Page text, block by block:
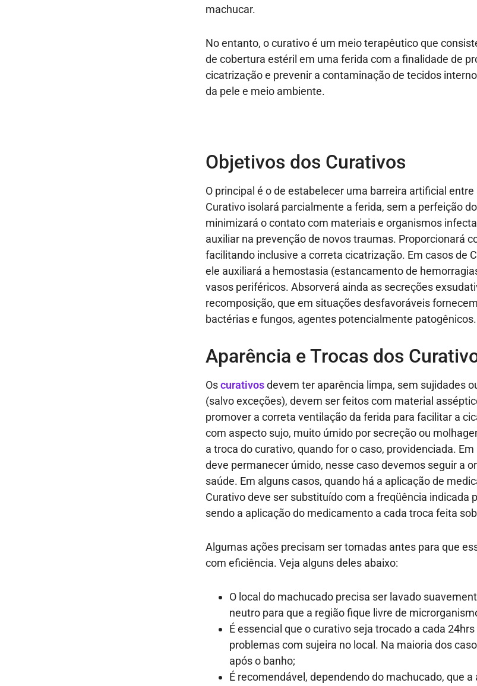
machucar.
No entanto, o curativo é um meio terapêutico que
de cobertura estéril em uma ferida com a finalidade de
cicatrização e prevenir a contaminação de tecidos
da pele e meio ambiente.
Objetivos dos Curativos
O principal é o de estabelecer uma barreira artificial
Curativo isolará parcialmente a ferida, sem a perfeição
minimizará o contato com materiais e organismos
auxiliar na prevenção de novos traumas. Proporcionará
facilitando inclusive a correta cicatrização. Em casos de
ele auxiliará a hemostasia (estancamento de
vasos periféricos. Absorverá ainda as secreções
recomposição, que em situações desfavoráveis
bactérias e fungos, agentes potencialmente patogênicos.
Aparência e Trocas dos
Oscurativosdevem ter aparência limpa, sem sujidades
(salvo exceções), devem ser feitos com material
promover a correta ventilação da ferida para facilitar a
com aspecto sujo, muito úmido por secreção ou
a troca do curativo, quando for o caso, providenciada.
deve permanecer úmido, nesse caso devemos seguir a
saúde. Em alguns casos, quando há a aplicação de
Curativo deve ser substituído com a freqüência indicada
sendo a aplicação do medicamento a cada troca feita
Algumas ações precisam ser tomadas antes para que
com eficiência. Veja alguns deles abaixo:
O local do machucado precisa ser lavado
neutro para que a região fique livre de
É essencial que o curativo seja trocado a cada
problemas com sujeira no local. Na maioria dos
após o banho;
É recomendável, dependendo do machucado, que a